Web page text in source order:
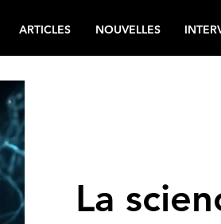
ARTICLES NOUVELLES
La